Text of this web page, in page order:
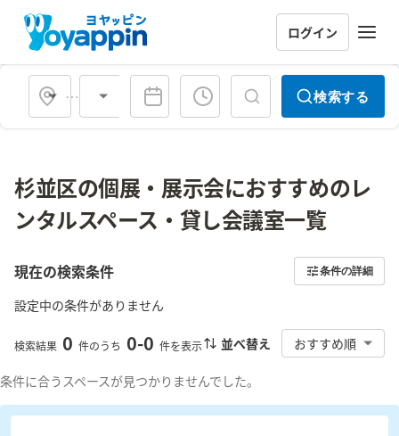
ログイン
会場タイプ 検索する
杉並区の個展・展示会におすすめのレ
ンタルスペース・貸し会議室一覧
現在の検索条件 条件の詳細
設定中の条件がありません
検索結果 0 件のうち 0-0 件を表示 並べ替え おすすめ順
条件に合うスペースが見つかりませんでした。